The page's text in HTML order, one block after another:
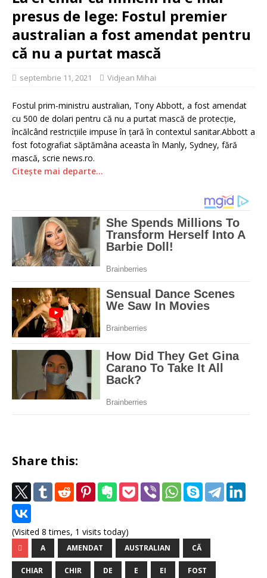
presus de lege: Fostul premier
australian a fost amendat pentru
că nu a purtat mască
septembrie 11, 2021 Vidjean Mihai
Fostul prim-ministru australian, Tony Abbott, a fost amendat
cu 500 de dolari pentru că nu a purtat mască de protecţie,
încălcând restricţiile impuse în ţară în contextul sanitar.Abbott a
fost fotografiat săptămâna aceasta în Manly, Sydney, fără
mască, scrie news.ro.
Citește mai departe…
Share this:
(Visited 8 times, 1 visits today)
A AMENDAT AUSTRALIAN CĂ
CHIAR CHIR DE E EI FOST